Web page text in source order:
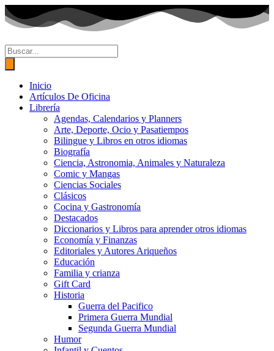
Ir
al
contenido
Búsqueda
de
productos
Inicio
Artículos De Oficina
Librería
Agendas, Calendarios y Planners
Arte, Deporte, Ocio y Pasatiempos
Bilingue y Libros en otros idiomas
Biografía
Ciencia, Astronomia, Animales y Naturaleza
Comic y Mangas
Ciencias Sociales
Clásicos
Cocina y Gastronomía
Destacados
Diccionarios y Libros para aprender otros idiomas
Economía y Finanzas
Editoriales y Autores Ariqueños
Educación
Familia y crianza
Gift Card
Historia
Guerra del Pacifico
Primera Guerra Mundial
Segunda Guerra Mundial
Humor